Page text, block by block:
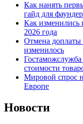
Как нанять
гайд для
Как изменились
2026 года
Отмена доплаты
изменилось
Гостаможслужба
стоимости
Мировой спрос
Европе
Новости